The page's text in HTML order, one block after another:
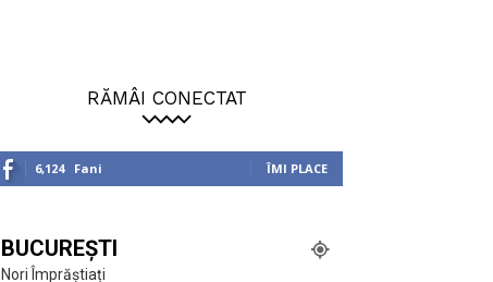
RĂMÂI CONECTAT
6,124 Fani ÎMI PLACE
BUCUREȘTI
Nori Împrăștiați